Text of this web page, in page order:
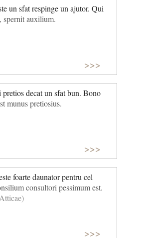
un sfat respinge un ajutor. Qui
spernit auxilium.
>>>
pretios decat un sfat bun. Bono
munus pretiosius.
>>>
foarte daunator pentru cel
consultori pessimum est.
>>>